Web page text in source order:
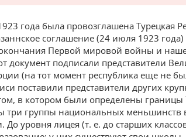
года была провозглашена Турецкая
соглашение (24 июля 1923
Первой мировой войны и
документ подписали представители
(на тот момент республика еще не
поставили представители других
в котором были определены границы
три группы национальных меньшинств
уровня лицея (т. е. до старших